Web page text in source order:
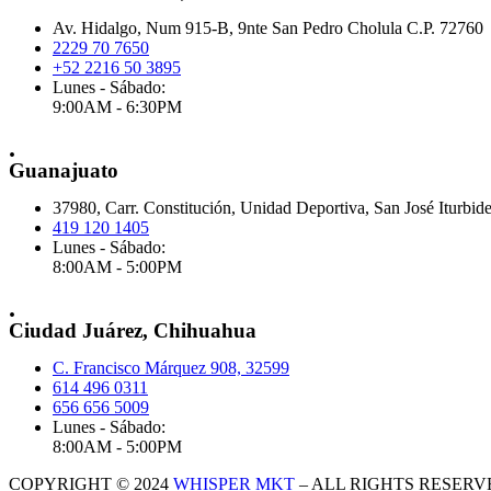
Av. Hidalgo, Num 915-B, 9nte San Pedro Cholula C.P. 72760
2229 70 7650
+52 2216 50 3895
Lunes - Sábado:
9:00AM - 6:30PM
.
Guanajuato
37980, Carr. Constitución, Unidad Deportiva, San José Iturbide
419 120 1405
Lunes - Sábado:
8:00AM - 5:00PM
.
Ciudad Juárez, Chihuahua
C. Francisco Márquez 908, 32599
614 496 0311
656 656 5009
Lunes - Sábado:
8:00AM - 5:00PM
COPYRIGHT © 2024 WHISPER MKT – ALL RIGHTS